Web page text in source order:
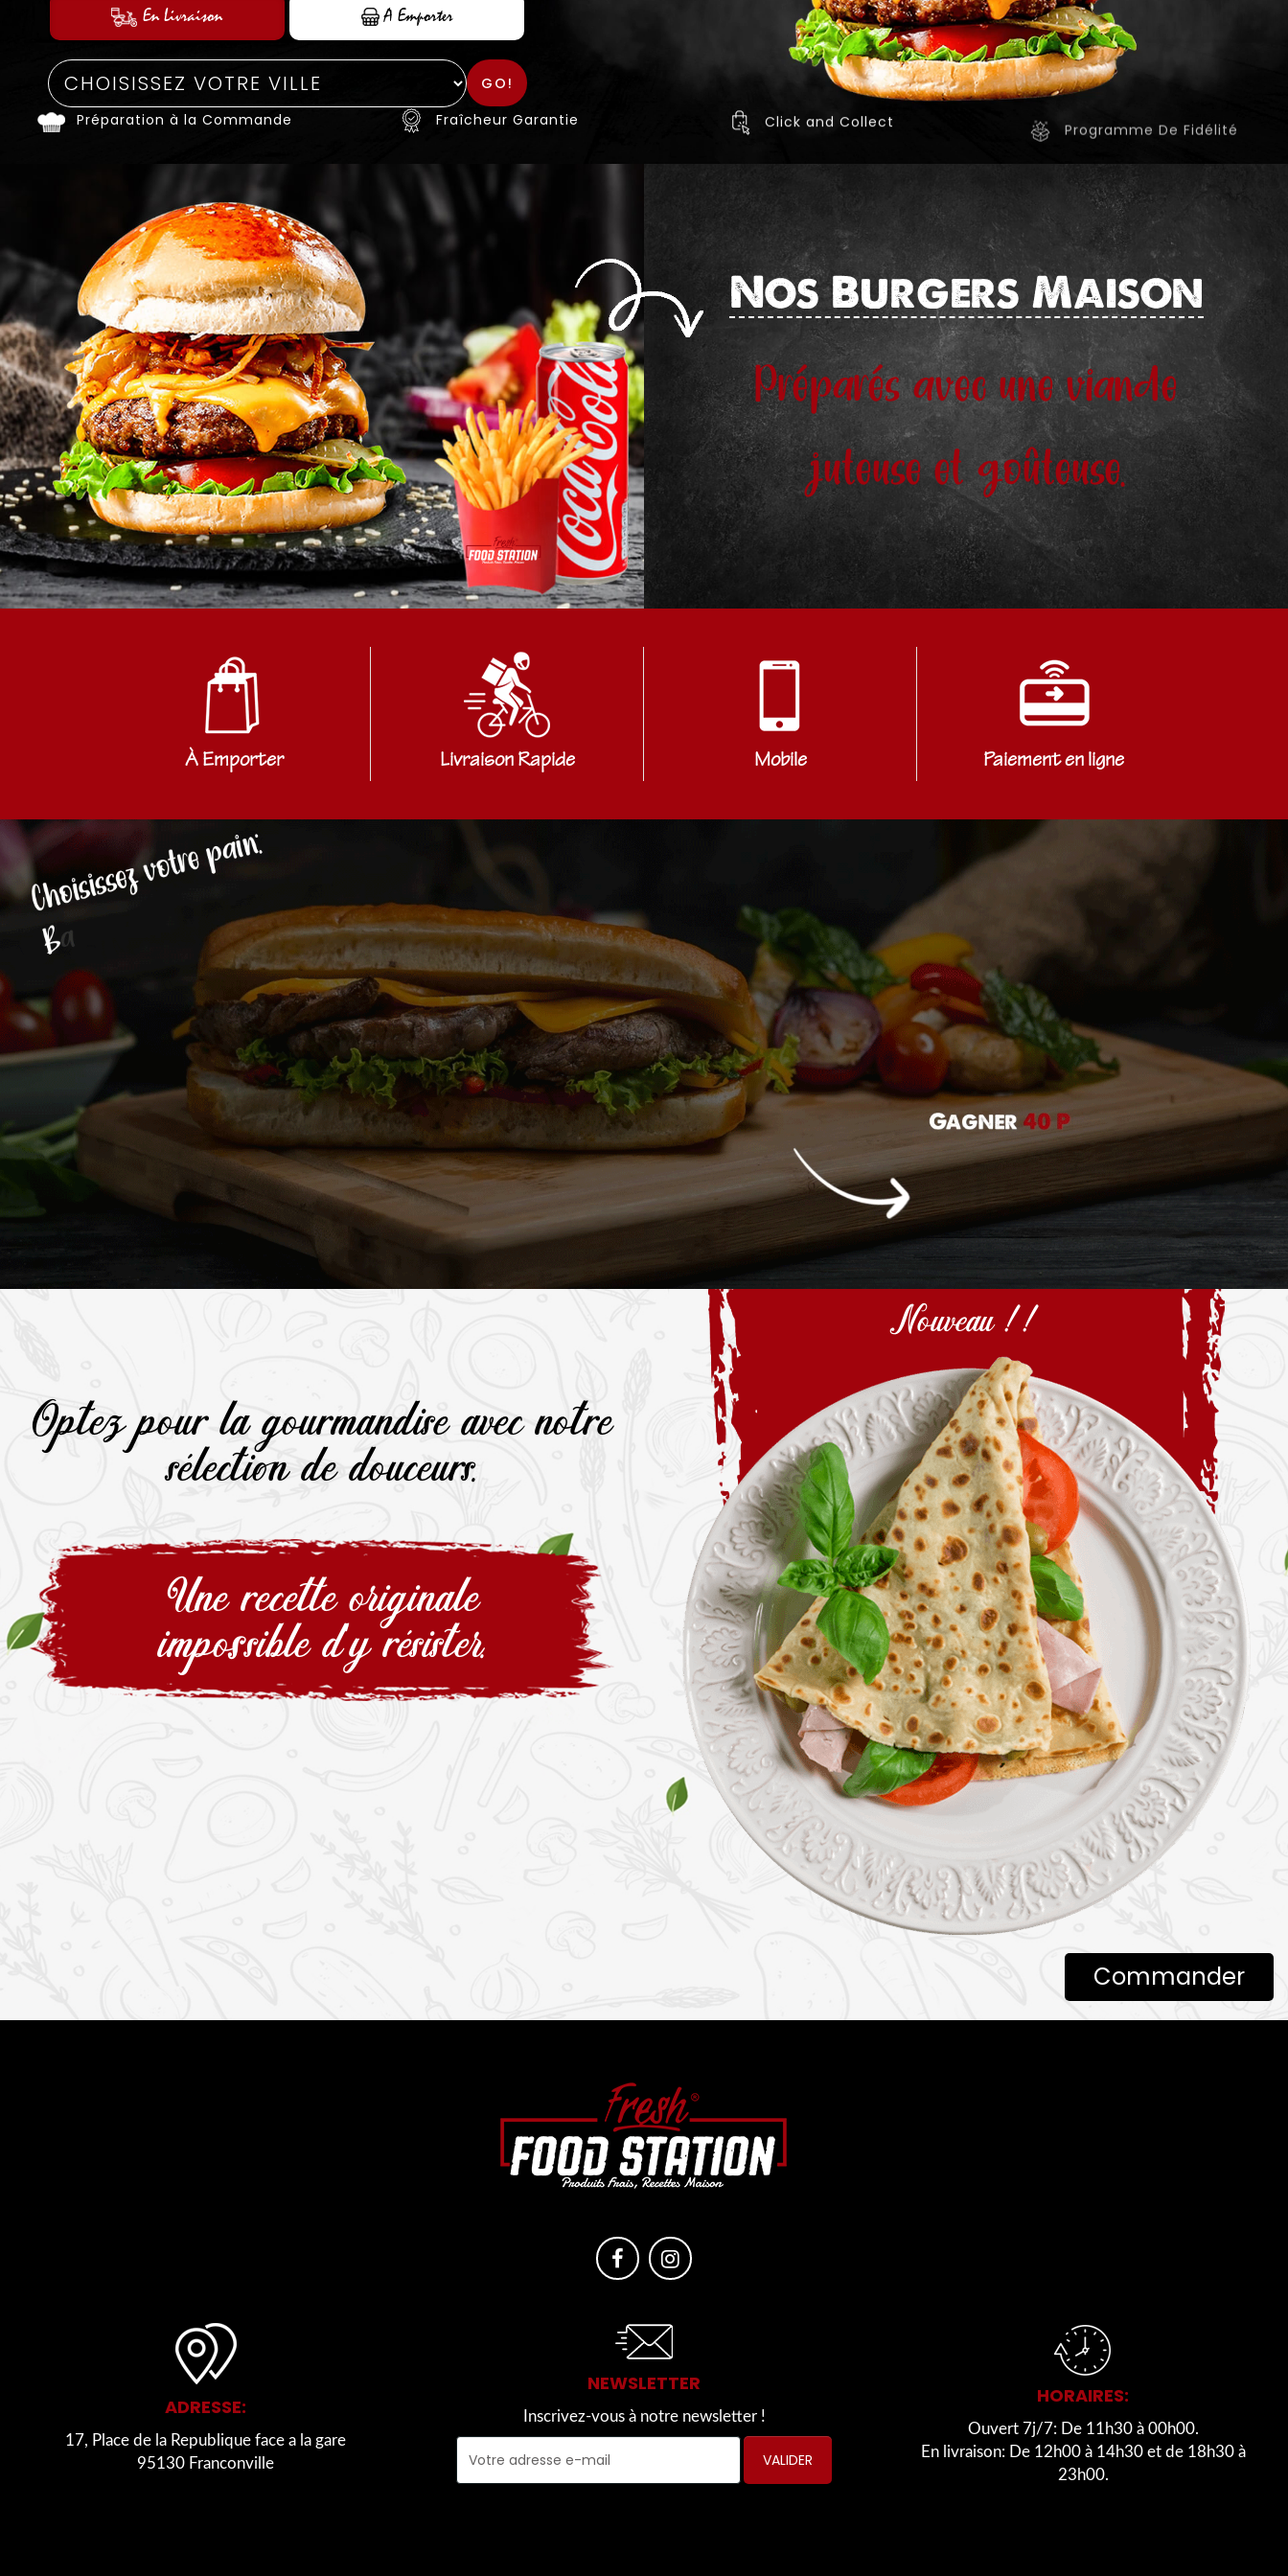
En Livraison A Emporter
GO!
Préparation à la Commande
Fraîcheur Garantie Click and Collect Programme De Fidélité
Nos Burgers Maison
Préparés avec une viande
juteuse et goûteuse.
À Emporter Livraison Rapide Mobile Paiement en ligne
Optez pour la gourmandise avec notre
sélection de douceurs.
Une recette originale
impossible d'y résister.
Nouveau !!
Commander
ADRESSE:
17, Place de la Republique face a la gare
95130 Franconville
NEWSLETTER
Inscrivez-vous à notre newsletter !
VALIDER
HORAIRES:
Ouvert 7j/7: De 11h30 à 00h00.
En livraison: De 12h00 à 14h30 et de 18h30 à
23h00.